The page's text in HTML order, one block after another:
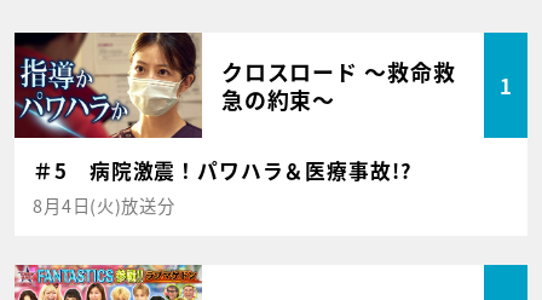
クロスロード ～救命救
急の約束～
1
＃5 病院激震！パワハラ＆医療事故!?
8月4日(火)放送分